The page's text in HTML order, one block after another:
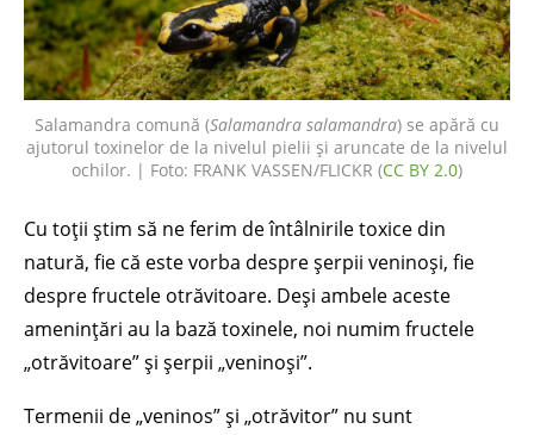
Salamandra comună (Salamandra salamandra) se apără cu
ajutorul toxinelor de la nivelul pielii și aruncate de la nivelul
ochilor. | Foto: FRANK VASSEN/FLICKR (CC BY 2.0)
Cu toții știm să ne ferim de întâlnirile toxice din
natură, fie că este vorba despre șerpii veninoși, fie
despre fructele otrăvitoare. Deși ambele aceste
amenințări au la bază toxinele, noi numim fructele
„otrăvitoare” și șerpii „veninoși”.
Termenii de „veninos” și „otrăvitor” nu sunt